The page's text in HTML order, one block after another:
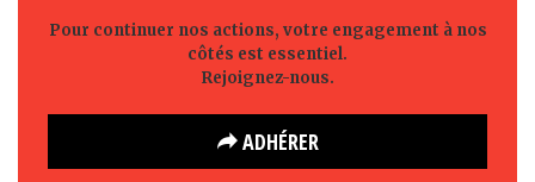
Pour continuer nos actions, votre engagement à nos
côtés est essentiel.
Rejoignez-nous.
ADHÉRER